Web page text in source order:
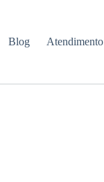
Blog Atendimento